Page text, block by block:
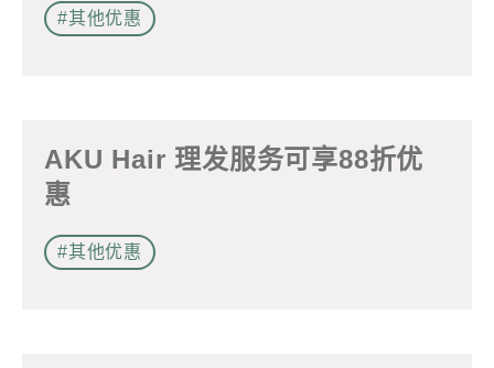
結，或
2. 以想取消的電郵地址電郵至 marketing@sunnyhouse.hk​
#其他优惠
AKU Hair 理发服务可享88折优
惠
#其他优惠